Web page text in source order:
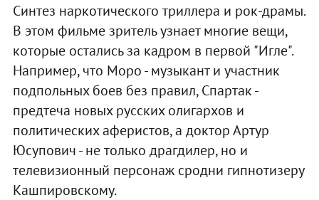
Синтез наркотического триллера и рок-драмы.
В этом фильме зритель узнает многие вещи,
которые остались за кадром в первой "Игле".
Например, что Моро - музыкант и участник
подпольных боев без правил, Спартак -
предтеча новых русских олигархов и
политических аферистов, а доктор Артур
Юсупович - не только драгдилер, но и
телевизионный персонаж сродни гипнотизеру
Кашпировскому.